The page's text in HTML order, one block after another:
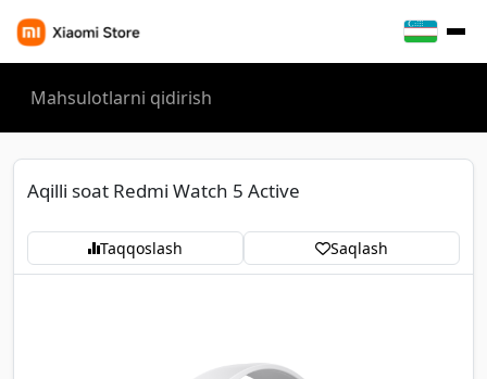
Aqilli soat Redmi Watch 5 Active
Taqqoslash Saqlash